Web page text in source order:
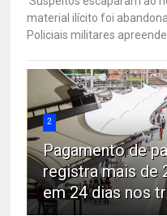
material ilícito foi
Policiais militares
2
Pagamento de
registra mais de
em 24 dias nos